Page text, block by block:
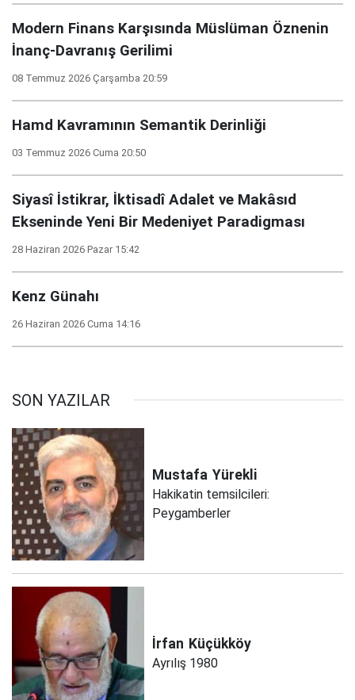
Modern Finans Karşısında Müslüman Öznenin
İnanç-Davranış Gerilimi
08 Temmuz 2026 Çarşamba 20:59
Hamd Kavramının Semantik Derinliği
03 Temmuz 2026 Cuma 20:50
Siyasî İstikrar, İktisadî Adalet ve Makâsıd
Ekseninde Yeni Bir Medeniyet Paradigması
28 Haziran 2026 Pazar 15:42
Kenz Günahı
26 Haziran 2026 Cuma 14:16
SON YAZILAR
Mustafa Yürekli
Hakikatin temsilcileri:
Peygamberler
İrfan Küçükköy
Ayrılış 1980